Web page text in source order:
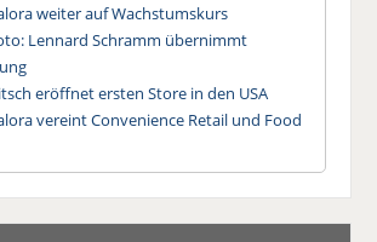
weiter auf Wachstumskurs
Lennard Schramm übernimmt
eröffnet ersten Store in den USA
vereint Convenience Retail und Food